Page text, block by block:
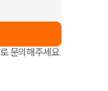
로 문의해주세요.